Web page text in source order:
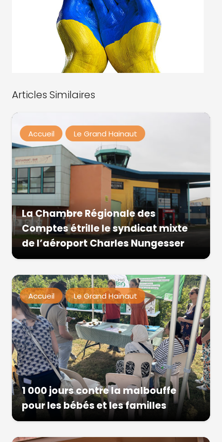
Articles Similaires
Accueil Le Grand Hainaut
La Chambre Régionale des
Comptes étrille le syndicat mixte
de l’aéroport Charles Nungesser
Accueil Le Grand Hainaut
1 000 jours contre la malbouffe
pour les bébés et les familles